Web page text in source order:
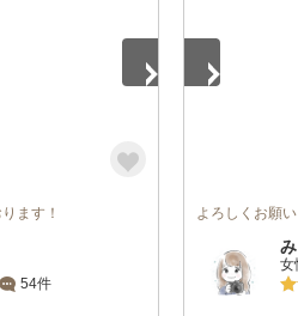
ます！
54件
よろしくお願
女